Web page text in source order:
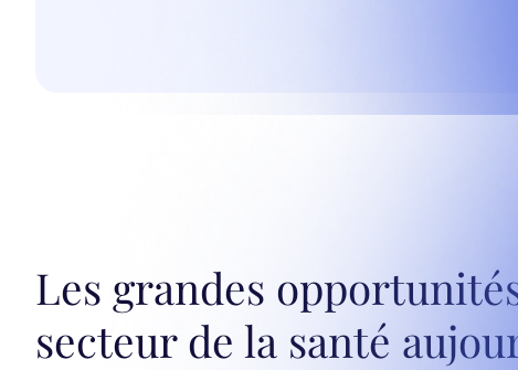
Les grandes
secteur de la santé